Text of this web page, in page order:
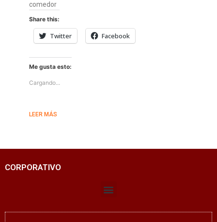
comedor
Share this:
Twitter Facebook
Me gusta esto:
Cargando...
LEER MÁS
CORPORATIVO